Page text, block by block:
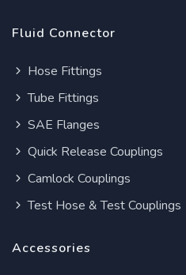
Fluid Connector
Hose Fittings
Tube Fittings
SAE Flanges
Quick Release Couplings
Camlock Couplings
Test Hose & Test Couplings
Accessories